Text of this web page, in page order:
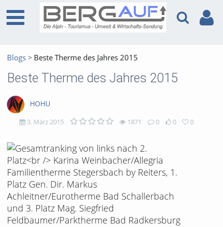
Blogs Beste Therme des Jahres 2015
Beste Therme des Jahres 2015
HOHU
3. März 2015 1871
1871
views
0
Kommentare
0
likes
0
favorites